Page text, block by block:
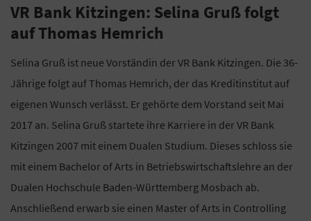
VR Bank Kitzingen: Selina Gruß folgt
auf Thomas Hemrich
Selina Gruß ist neue Vorständin der VR Bank Kitzingen. Die 36-
Jährige folgt auf Thomas Hemrich, der das Kreditinstitut auf
eigenen Wunsch verlässt. Er gehörte dem Vorstand seit Mai
2017 an. Selina Gruß startete ihre Karriere in der VR Bank
Kitzingen 2007 mit einem Dualen Studium. Dieses schloss sie
mit einem Bachelor of Arts in Betriebswirtschaftslehre an der
Dualen Hochschule Baden-Württemberg Mosbach ab.
Anschließend erwarb sie einen Master of Arts in Controlling